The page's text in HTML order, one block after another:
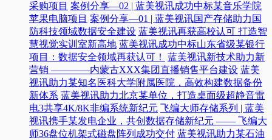
采购项目 案例分享—02 | 蓝美视讯成功中标某音乐学院
苹果电脑项目 案例分享—01 | 蓝美视讯国产存储助力国
防科技领域数据安全建设 蓝美视讯再获高校认可 打造智
慧视觉实训室新高地 蓝美视讯成功中标山东省级某银行
项目：数据安全领域再获认可！
蓝美视讯新技术助力新
营销 ————内蒙古XXX集团直播销售平台建设 蓝美
视讯助力某知名医科大学附属医院，高效构建数据备份
新体系 蓝美视讯助力北京某单位，打造桌面级超静音雷
电3共享4K/8K非编系统新纪元 飞编大师存储系列 | 蓝美
视讯携手某发电企业，共创数据存储新纪元 —— 飞编大
师36盘位机架式磁盘阵列成功交付 蓝美视讯助力某石油